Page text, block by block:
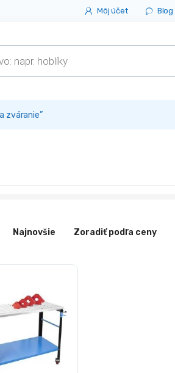
Môj účet Blog
zváranie”
Najnovšie Zoradiť podľa ceny